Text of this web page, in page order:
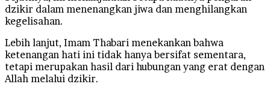
dzikir dalam menenangkan jiwa dan menghilangkan
kegelisahan.
Lebih lanjut, Imam Thabari menekankan bahwa
ketenangan hati ini tidak hanya bersifat sementara,
tetapi merupakan hasil dari hubungan yang erat dengan
Allah melalui dzikir.